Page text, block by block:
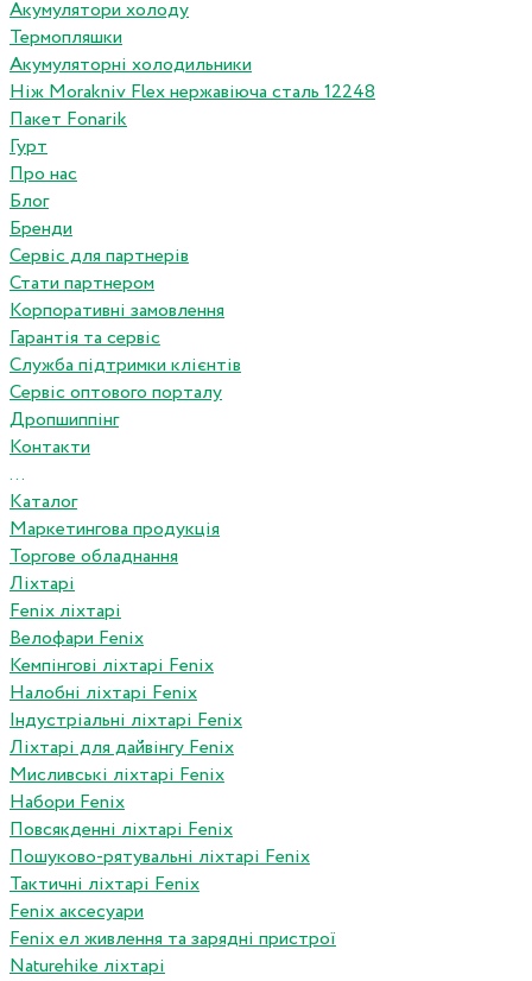
Акумулятори холоду
Термопляшки
Акумуляторні холодильники
Ніж Morakniv Flex нержавіюча сталь 12248
Пакет Fonarik
Гурт
Про нас
Блог
Бренди
Сервіс для партнерів
Стати партнером
Корпоративні замовлення
Гарантія та сервіс
Служба підтримки клієнтів
Сервіс оптового порталу
Дропшиппінг
Контакти
...
Каталог
Маркетингова продукція
Торгове обладнання
Ліхтарі
Fenix ліхтарі
Велофари Fenix
Кемпінгові ліхтарі Fenix
Налобні ліхтарі Fenix
Індустріальні ліхтарі Fenix
Ліхтарі для дайвінгу Fenix
Мисливські ліхтарі Fenix
Набори Fenix
Повсякденні ліхтарі Fenix
Пошуково-рятувальні ліхтарі Fenix
Тактичні ліхтарі Fenix
Fenix аксесуари
Fenix ел живлення та зарядні пристрої
Naturehike ліхтарі